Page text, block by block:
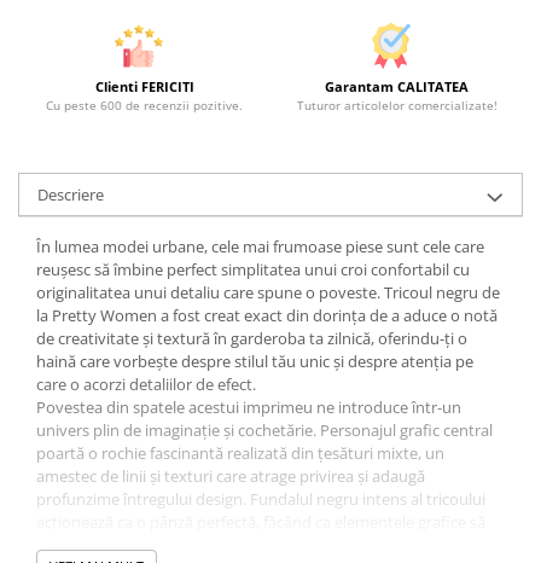
Clienti FERICITI
Cu peste 600 de recenzii pozitive.
Garantam CALITATEA
Tuturor articolelor comercializate!
Descriere
În lumea modei urbane, cele mai frumoase piese sunt cele care
reușesc să îmbine perfect simplitatea unui croi confortabil cu
originalitatea unui detaliu care spune o poveste. Tricoul negru de
la Pretty Women a fost creat exact din dorința de a aduce o notă
de creativitate și textură în garderoba ta zilnică, oferindu-ți o
haină care vorbește despre stilul tău unic și despre atenția pe
care o acorzi detaliilor de efect.
Povestea din spatele acestui imprimeu ne introduce într-un
univers plin de imaginație și cochetărie. Personajul grafic central
poartă o rochie fascinantă realizată din țesături mixte, un
amestec de linii și texturi care atrage privirea și adaugă
profunzime întregului design. Fundalul negru intens al tricoului
iasă în evidență într-un mod rafinat și modern, ideal pentru a